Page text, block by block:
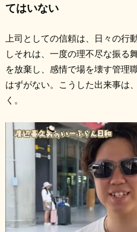
てはいない
上司としての信頼は、日々の行
しそれは、一度の理不尽な振る
を放棄し、感情で場を壊す管理
はずがない。こうした出来事は
く。